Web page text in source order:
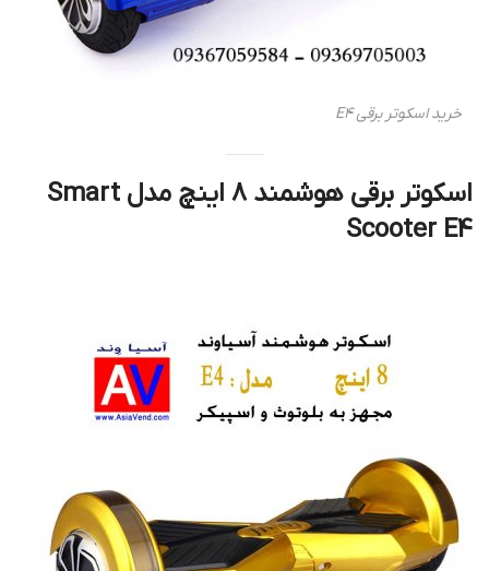
خرید اسکوتر برقی E4
اسکوتر برقی هوشمند 8 اینچ مدل Smart
Scooter E4